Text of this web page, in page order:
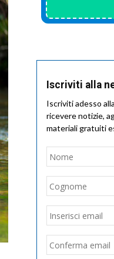
Iscriviti alla
Iscriviti adesso
ricevere notizie,
materiali gratuiti
Nome
Email